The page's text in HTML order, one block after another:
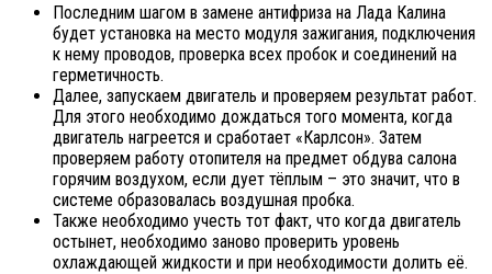
Последним шагом в замене антифриза на Лада Калина
будет установка на место модуля зажигания, подключения
к нему проводов, проверка всех пробок и соединений на
герметичность.
Далее, запускаем двигатель и проверяем результат работ.
Для этого необходимо дождаться того момента, когда
двигатель нагреется и сработает «Карлсон». Затем
проверяем работу отопителя на предмет обдува салона
горячим воздухом, если дует тёплым – это значит, что в
системе образовалась воздушная пробка.
Также необходимо учесть тот факт, что когда двигатель
остынет, необходимо заново проверить уровень
охлаждающей жидкости и при необходимости долить её.